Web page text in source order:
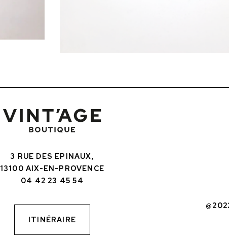
3 RUE DES EPINAUX,
13100 AIX-EN-PROVENCE
04 42 23 45 54
ITINÉRAIRE